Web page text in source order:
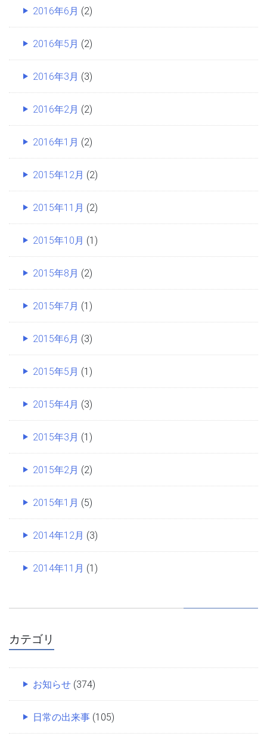
2016年6月 (2)
2016年5月 (2)
2016年3月 (3)
2016年2月 (2)
2016年1月 (2)
2015年12月 (2)
2015年11月 (2)
2015年10月 (1)
2015年8月 (2)
2015年7月 (1)
2015年6月 (3)
2015年5月 (1)
2015年4月 (3)
2015年3月 (1)
2015年2月 (2)
2015年1月 (5)
2014年12月 (3)
2014年11月 (1)
カテゴリ
お知らせ (374)
日常の出来事 (105)